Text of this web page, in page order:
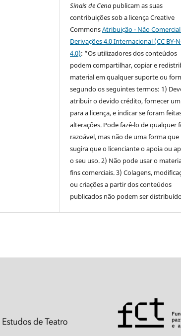
Sinais de Cena publicam as suas
contribuições sob a licença Creative
CommonsAtribuição - Não
Derivações 4.0 Internacional (CC BY-
4.0): “Os utilizadores dos conteúdos
podem compartilhar, copiar e
material em qualquer suporte ou
segundo os seguintes termos: 1)
atribuir o devido crédito, fornecer
para a licença, e indicar se foram
alterações. Pode fazê-lo de qualquer
razoável, mas não de uma forma que
sugira que o licenciante o apoia ou
o seu uso. 2) Não pode usar o
fins comerciais. 3) Colagens,
ou criações a partir dos conteúdos
publicados não podem ser